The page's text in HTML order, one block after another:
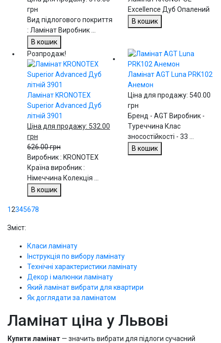
грн
Вид підлогового покриття
: Ламінат Виробник ...
В кошик
Excellence Дуб Опалений
В кошик
Розпродаж!
Ламінат KRONOTEX
Superior Advanced Дуб
літній 3901
Ціна для продажу: 532.00
грн
626.00 грн
Виробник : KRONOTEX
Країна виробник :
Німеччина Колекція ...
В кошик
Ламінат AGT Luna PRK102
Анемон
Ціна для продажу: 540.00
грн
Бренд - AGT Виробник -
Туреччина Клас
зносостійкості - 33 ...
В кошик
12345678
Зміст:
Класи ламінату
Інструкція по вибору ламінату
Технічні характеристики ламінату
Декор і малюнки ламінату
Який ламінат вибрати для квартири
Як доглядати за ламінатом
Ламінат ціна у Львові
Купити ламінат — значить вибрати для підлоги сучасний